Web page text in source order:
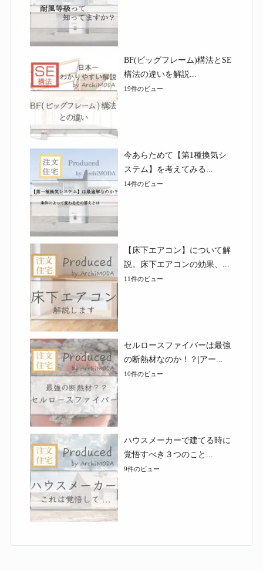
BF(ビッグフレーム)構法とSE
構法の違いを解説...
19件のビュー
今あらためて【第1種換気シ
ステム】を考えてみる...
14件のビュー
【床下エアコン】について解
説。床下エアコンの効果、...
11件のビュー
セルロースファイバーは最強
の断熱材なのか！？|アー...
10件のビュー
ハウスメーカーで建てる時に
覚悟すべき３つのこと...
9件のビュー